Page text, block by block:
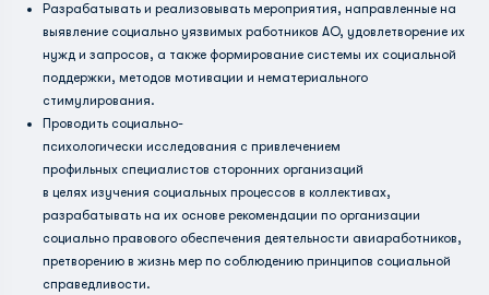
Разрабатывать и реализовывать мероприятия, направленные на
выявление социально уязвимых работников АО, удовлетворение их
нужд и запросов, а также формирование системы их социальной
поддержки, методов мотивации и нематериального
стимулирования.
Проводить социально-
психологически исследования с привлечением
профильных специалистов сторонних организаций
в целях изучения социальных процессов в коллективах,
разрабатывать на их основе рекомендации по организации
социально­ правового обеспечения деятельности авиаработников,
претворению в жизнь мер по соблюдению принципов социальной
справедливости.